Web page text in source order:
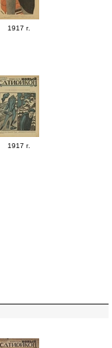
1917 г.
1917 г.